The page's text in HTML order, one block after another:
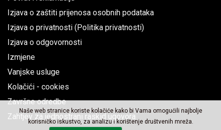
Izjava o zaštiti prijenosa osobnih podataka
Izjava o privatnosti (Politika privatnosti)
Izjava o odgovornosti
Izmjene
Vanjske usluge
Kolačići - cookies
Završne odredbe
Zahtjev za jednostrani raskid ugovora
Naše web stranice koriste kolačiće kako bi Vama omogućili najbolje
korisničko iskustvo, za analizu i korištenje društvenih mreža.